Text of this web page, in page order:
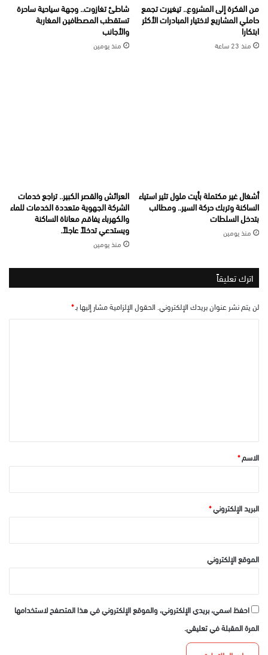
من الفكرة إلى المشروع.. تيغيرت تجمع
حاملي المشاريع لاختيار المبادرات الأكثر
ابتكارا
منذ 23 ساعة
شاطئ تغازوت.. وجهة سياحية ساحرة
تستقطب المصطافين المغاربة
والأجانب
منذ يومين
أشغال غير مكتملة بأيت ملول تثير استياء
الساكنة وتربك حركة السير.. ومطالب
بتدخل السلطات
منذ يومين
العرائش والقصر الكبير.. تراجع خدمات
الشركة الجهوية متعددة الخدمات للماء
والكهرباء يفاقم معاناة الساكنة
ويستدعي تدخلاً عاجلاً.
منذ يومين
اترك تعليقاً
لن يتم نشر عنوان بريدك الإلكتروني. الحقول الإلزامية مشار إليها بـ*
*الاسم*
البريد الإلكتروني*
الموقع الإلكتروني
احفظ اسمي، بريدي الإلكتروني، والموقع الإلكتروني في هذا المتصفح لاستخدامها
المرة المقبلة في تعليقي.